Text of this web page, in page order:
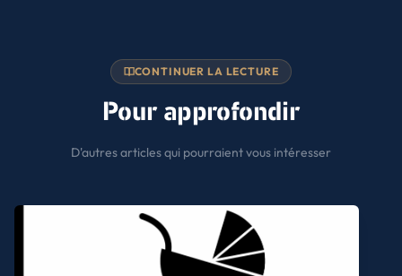
CONTINUER LA LECTURE
Pour approfondir
D'autres articles qui pourraient vous intéresser